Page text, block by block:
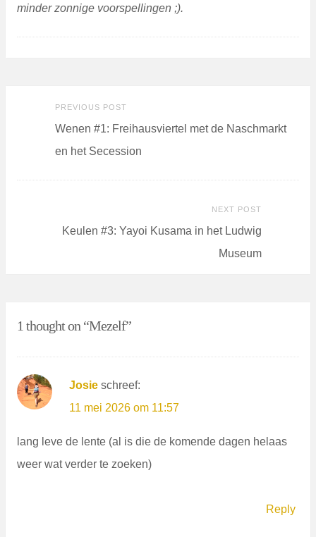
minder zonnige voorspellingen ;).
navigation
PREVIOUS POSTPrevious
post:
Wenen #1: Freihausviertel met de Naschmarkt
en het Secession
NEXT POST
Keulen #3: Yayoi Kusama in het Ludwig
Museum
1 thought on “Mezelf”
Josie schreef:
11 mei 2026 om 11:57
lang leve de lente (al is die de komende dagen helaas
weer wat verder te zoeken)
Reply